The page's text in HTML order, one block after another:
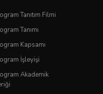
Tanıtım Filmi
Tanımı
Kapsamı
İşleyişi
Akademik